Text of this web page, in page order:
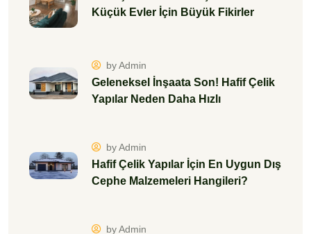
Küçük Evler İçin Büyük Fikirler
by Admin
Geleneksel İnşaata Son! Hafif Çelik
Yapılar Neden Daha Hızlı
by Admin
Hafif Çelik Yapılar İçin En Uygun Dış
Cephe Malzemeleri Hangileri?
by Admin